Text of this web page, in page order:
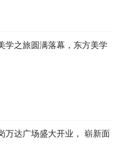
学之旅圆满落幕，东方美学
万达广场盛大开业， 崭新面